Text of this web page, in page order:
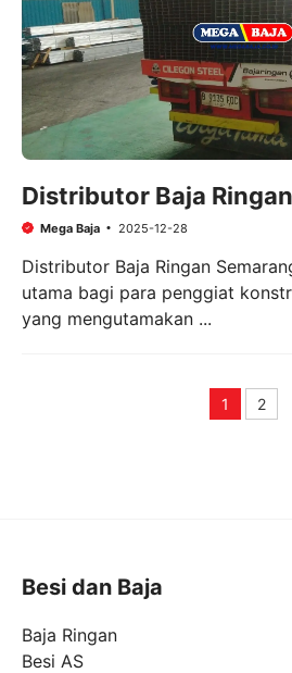
Distributor Baja
Mega Baja 2025-12-28
Distributor Baja Ringan
utama bagi para penggiat
yang mengutamakan ...
Page
1 2
Besi dan Baja
Baja Ringan
Besi AS